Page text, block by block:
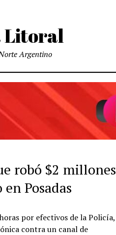
Litoral
Argentino
robó $2 millones
Posadas
por efectivos de la Policía,
contra un canal de